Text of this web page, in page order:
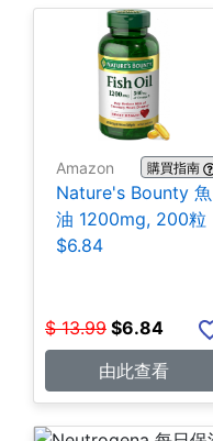
Amazon 購買指南
Nature's Bounty 魚
油 1200mg, 200粒
$6.84
$ 13.99 $6.84
由此查看